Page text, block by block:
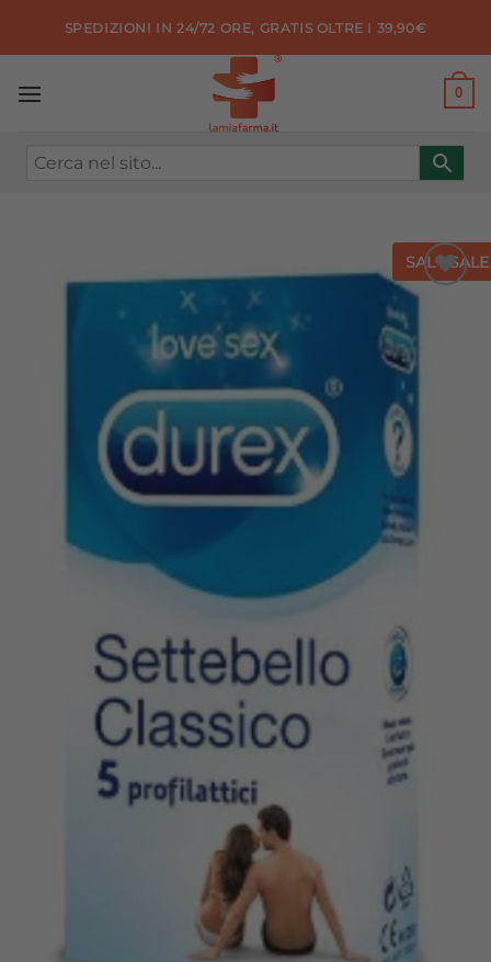
SPEDIZIONI IN 24/72 ORE, GRATIS OLTRE I 39,90€
0
SALE SALE
Aggiungi
alla lista
desideri